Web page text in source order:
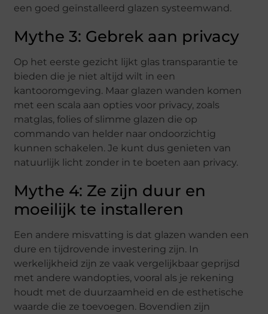
een goed geïnstalleerd glazen systeemwand.
Mythe 3: Gebrek aan privacy
Op het eerste gezicht lijkt glas transparantie te
bieden die je niet altijd wilt in een
kantooromgeving. Maar glazen wanden komen
met een scala aan opties voor privacy, zoals
matglas, folies of slimme glazen die op
commando van helder naar ondoorzichtig
kunnen schakelen. Je kunt dus genieten van
natuurlijk licht zonder in te boeten aan privacy.
Mythe 4: Ze zijn duur en
moeilijk te installeren
Een andere misvatting is dat glazen wanden een
dure en tijdrovende investering zijn. In
werkelijkheid zijn ze vaak vergelijkbaar geprijsd
met andere wandopties, vooral als je rekening
houdt met de duurzaamheid en de esthetische
waarde die ze toevoegen. Bovendien zijn